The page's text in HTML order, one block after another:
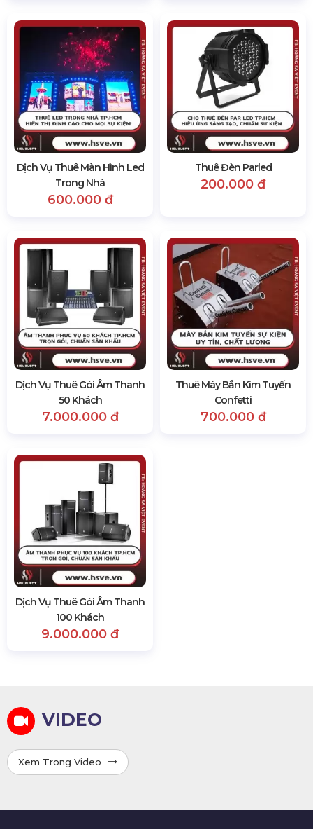
Dịch Vụ Thuê Màn Hình Led
Trong Nhà
600.000 đ
Thuê Đèn Parled
200.000 đ
Dịch Vụ Thuê Gói Âm Thanh
50 Khách
7.000.000 đ
Thuê Máy Bắn Kim Tuyến
Confetti
700.000 đ
Dịch Vụ Thuê Gói Âm Thanh
100 Khách
9.000.000 đ
VIDEO
Xem Trong Video